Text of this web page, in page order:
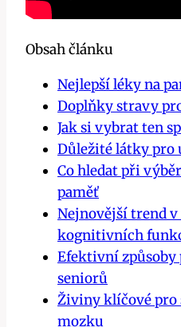
Obsah článku
Nejlepší léky na
Doplňky stravy
Jak si vybrat ten
Důležité látky pro
Co hledat při
paměť
Nejnovější trend v
kognitivních
Efektivní způsoby
seniorů
Živiny klíčové pro
mozku